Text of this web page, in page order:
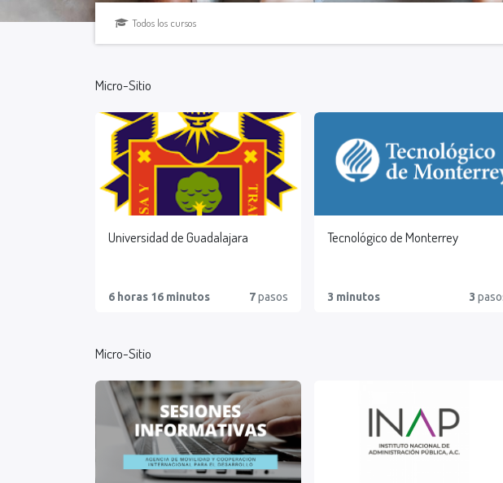
Todos los cursos
Micro-Sitio
Universidad de Guadalajara
6 horas 16 minutos 7pasos
Tecnológico de Monterrey
3 minutos 3
Micro-Sitio